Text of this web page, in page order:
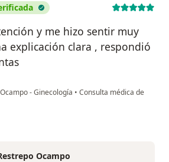
y me hizo sentir muy
explicación clara , respondió
- Ginecología • Consulta médica de
Ocampo